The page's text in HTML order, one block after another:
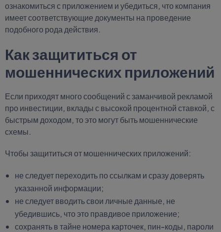
ознакомиться с приложением и убедиться, что компания
имеет соответствующие документы на проведение
подобного рода действия.
Как защититься от
мошеннических приложений
Если приходят много сообщений с заманчивой рекламой
про инвестиции, вклады с высокой процентной ставкой, с
быстрым доходом, то это могут быть мошеннические
схемы.
Чтобы защититься от мошеннических приложений:
не следует переходить по ссылкам и сразу доверять
указанной информации;
не следует вводить свои личные данные, не
убедившись, что это правдивое приложение;
сохранять в тайне номера карточек, пин-коды, пароли